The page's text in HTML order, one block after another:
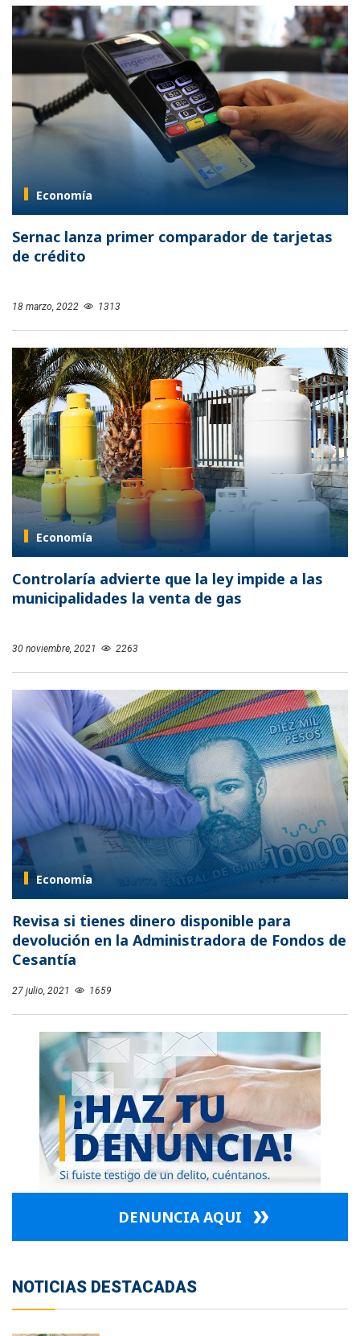
Economía
Sernac lanza primer comparador de tarjetas
de crédito
18 marzo, 2022 1313
Economía
Controlaría advierte que la ley impide a las
municipalidades la venta de gas
30 noviembre, 2021 2263
Economía
Revisa si tienes dinero disponible para
devolución en la Administradora de Fondos de
Cesantía
27 julio, 2021 1659
DENUNCIA AQUI
NOTICIAS DESTACADAS